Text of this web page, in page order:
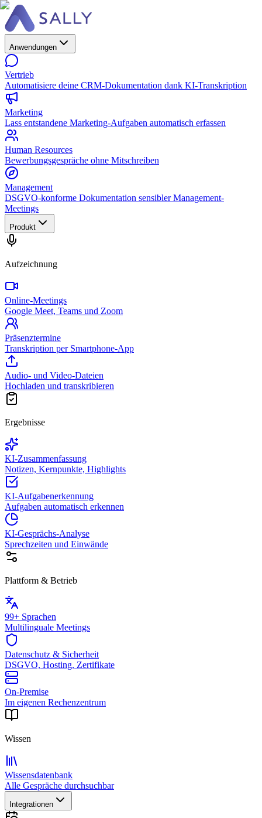
Anwendungen
Vertrieb
Automatisiere deine CRM-Dokumentation dank KI-Transkription
Marketing
Lass entstandene Marketing-Aufgaben automatisch erfassen
Human Resources
Bewerbungsgespräche ohne Mitschreiben
Management
DSGVO-konforme Dokumentation sensibler Management-
Meetings
Produkt
Aufzeichnung
Online-Meetings
Google Meet, Teams und Zoom
Präsenztermine
Transkription per Smartphone-App
Audio- und Video-Dateien
Hochladen und transkribieren
Ergebnisse
KI-Zusammenfassung
Notizen, Kernpunkte, Highlights
KI-Aufgabenerkennung
Aufgaben automatisch erkennen
KI-Gesprächs-Analyse
Sprechzeiten und Einwände
Plattform & Betrieb
99+ Sprachen
Multilinguale Meetings
Datenschutz & Sicherheit
DSGVO, Hosting, Zertifikate
On-Premise
Im eigenen Rechenzentrum
Wissen
Wissensdatenbank
Alle Gespräche durchsuchbar
Integrationen